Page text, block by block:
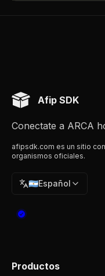
Afip SDK
Conectate a ARCA
afipsdk.com es un sitio
organismos oficiales.
🇦🇷Español
Productos